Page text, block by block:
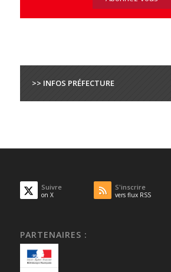
>> INFOS PRÉFECTURE
Suivre
on X
S'inscrire
vers flux RSS
PARTENAIRES :